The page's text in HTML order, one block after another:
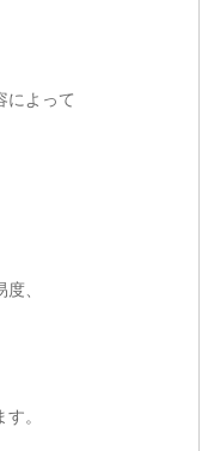
によって
、
。